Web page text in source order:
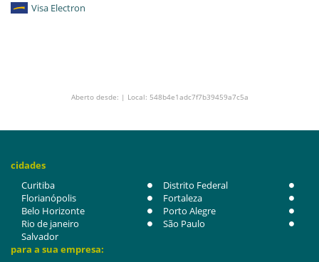
Visa Electron
Aberto desde: | Local: 548b4e1adc7f7b39459a7c5a
cidades
Curitiba
Distrito Federal
Florianópolis
Fortaleza
Belo Horizonte
Porto Alegre
Rio de janeiro
São Paulo
Salvador
para a sua empresa: